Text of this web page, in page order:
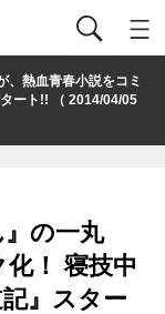
熱血青春小説をコミ
ート!! （ 2014/04/05
の一丸
！ 寝技中
』スター